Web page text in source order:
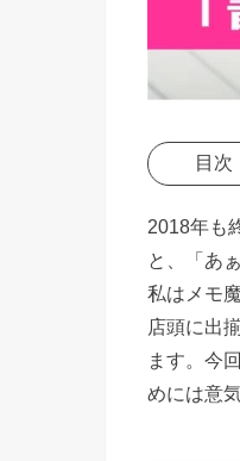
目次
2018年も
と、「あ
私はメモ
店頭に出
ます。今
めには意